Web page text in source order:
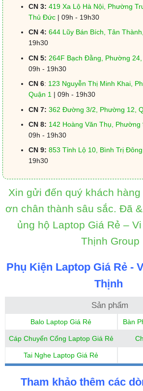
CN 3: 419 Xa Lộ Hà Nội, Phường
Thủ Đức| 09h - 19h30
CN 4: 644 Lũy Bán Bích, Tân
19h30
CN 5: 264F Bạch Đằng, Phường
09h - 19h30
CN 6: 123 Nguyễn Thị Minh Khai,
Quận 1 | 09h - 19h30
CN 7: 362 Đường 3/2, Phường 12,
CN 8: 142 Hoàng Văn Thụ, Phường
09h - 19h30
CN 9: 853 Tỉnh Lộ 10, Bình Trị
19h30
Xin gửi đến quý khách
ơn chân thành sâu sắc. Đã
ủng hộ Laptop Giá Rẻ –
Thịnh Group
Phụ Kiện Laptop Giá Rẻ -
Thịnh
Sản phẩm
Balo Laptop Giá Rẻ Bàn
Cáp Chuyển Cổng Laptop Giá Rẻ
Tai Nghe Laptop Giá Rẻ
Tham khảo thêm các